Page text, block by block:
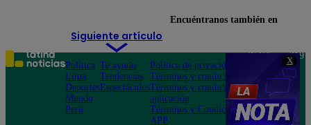
X
Siguiente artículo
Encuéntranos también en
Política
Lima
Deportes
Mundo
Perú
Te ayudo
Tendencias
Espectáculos
Política de privacidad
Términos y condiciones
Términos y condiciones
aplicación
Términos y Condiciones
APP
Teléfono: 219
Av. San
Felipe 968
Jesús María